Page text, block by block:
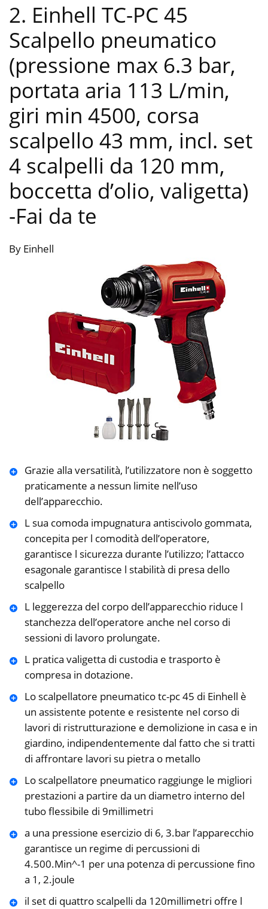
2. Einhell TC-PC 45
Scalpello pneumatico
(pressione max 6.3 bar,
portata aria 113 L/min,
giri min 4500, corsa
scalpello 43 mm, incl. set
4 scalpelli da 120 mm,
boccetta d’olio, valigetta)
-Fai da te
By Einhell
Grazie alla versatilità, l’utilizzatore non è soggetto
praticamente a nessun limite nell’uso
dell’apparecchio.
L sua comoda impugnatura antiscivolo gommata,
concepita per l comodità dell’operatore,
garantisce l sicurezza durante l’utilizzo; l’attacco
esagonale garantisce l stabilità di presa dello
scalpello
L leggerezza del corpo dell’apparecchio riduce l
stanchezza dell’operatore anche nel corso di
sessioni di lavoro prolungate.
L pratica valigetta di custodia e trasporto è
compresa in dotazione.
Lo scalpellatore pneumatico tc-pc 45 di Einhell è
un assistente potente e resistente nel corso di
lavori di ristrutturazione e demolizione in casa e in
giardino, indipendentemente dal fatto che si tratti
di affrontare lavori su pietra o metallo
Lo scalpellatore pneumatico raggiunge le migliori
prestazioni a partire da un diametro interno del
tubo flessibile di 9millimetri
a una pressione esercizio di 6, 3.bar l’apparecchio
garantisce un regime di percussioni di
4.500.Min^-1 per una potenza di percussione fino
a 1, 2.joule
il set di quattro scalpelli da 120millimetri offre l